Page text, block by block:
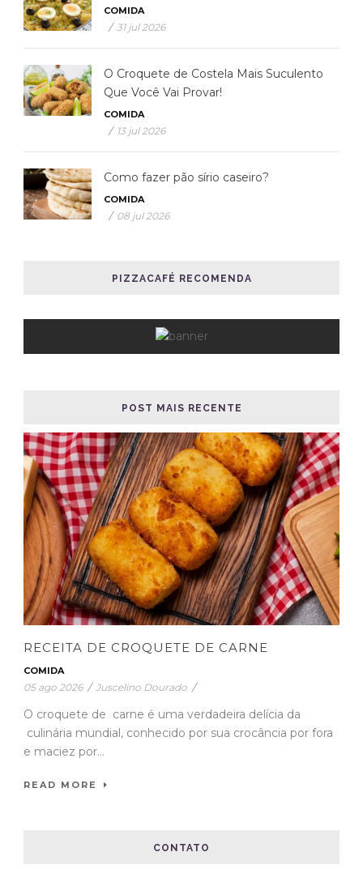
COMIDA
/ 31 jul 2026
O Croquete de Costela Mais Suculento
Que Você Vai Provar!
COMIDA
/ 13 jul 2026
Como fazer pão sírio caseiro?
COMIDA
/ 08 jul 2026
PIZZACAFÉ RECOMENDA
POST MAIS RECENTE
RECEITA DE CROQUETE DE CARNE
COMIDA
05 ago 2026 / Juscelino Dourado /
O croquete de carne é uma verdadeira delícia da
culinária mundial, conhecido por sua crocância por fora
e maciez por...
READ MORE
CONTATO